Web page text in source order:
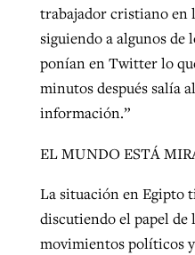
trabajador cristiano en
siguiendo a algunos de
ponían en Twitter lo
minutos después salía
información.”
EL MUNDO ESTÁ
La situación en Egipto
discutiendo el papel de
movimientos políticos